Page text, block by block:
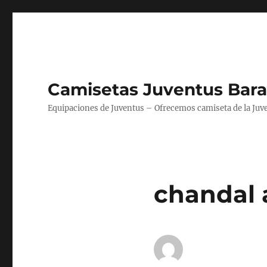
Camisetas Juventus
Equipaciones de Juventus – Ofrecemos camiseta de la
chandal